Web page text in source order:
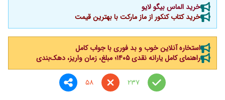
خرید الماس بیگو لایو
خرید کتاب کنکور از ماز مارکت با بهترین قیمت
استخاره آنلاین خوب و بد فوری با جواب کامل
راهنمای کامل یارانه نقدی ۱۴۰۵؛ مبلغ، زمان واریز، دهک‌بندی
237
58